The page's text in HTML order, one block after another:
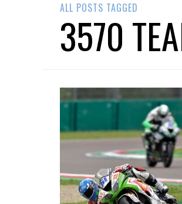
ALL POSTS TAGGED
3570